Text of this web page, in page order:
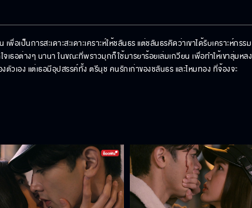
เป็นการสะเดาะสะเดาะเคราะห์ให้ชลันธร แต่ชลันธรคิดว่าเขาได้รับเคราะห์กรรม
จเธอต่างๆ นานา ในขณะที่พราวมุกก็ใช้มารยาร้อยเล่มเกวียน เพื่อทำให้เขาลุ่มหลง
ตัวเอง แต่เธอมีอุปสรรค์ทั้ง ตรีนุช คนรักเก่าของชลันธร และไหมทอง ที่จ้องจะ